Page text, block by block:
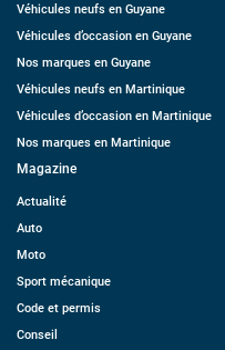
Véhicules neufs en Guyane
Véhicules d’occasion en Guyane
Nos marques en Guyane
Véhicules neufs en Martinique
Véhicules d’occasion en Martinique
Nos marques en Martinique
Magazine
Actualité
Auto
Moto
Sport mécanique
Code et permis
Conseil